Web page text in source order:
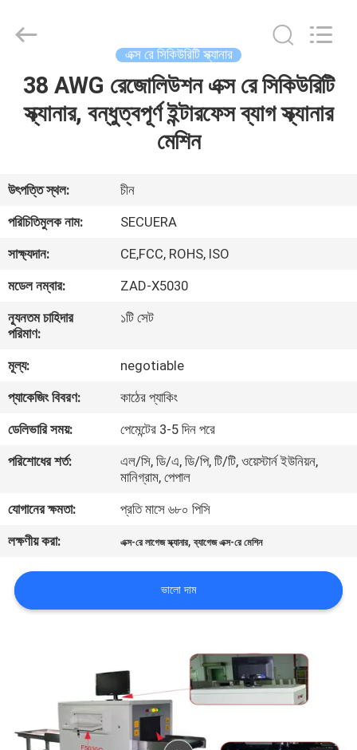
বাড়ি
আমাদের
সম্পর্কে
কারখানা
ভ্রমণ
নিয়ন্ত্রণ
যোগাযোগ
করুন
উদ্ধৃতির
জন্য
সাইট
PRIVACY
POLICY
Rights
এক্স রে সিকিউরিটি স্ক্যানার
38 AWG রেজোলিউশন এক্স রে সিকিউরিটি
স্ক্যানার, বন্ধুত্বপূর্ণ ইন্টারফেস ব্যাগ স্ক্যানার
মেশিন
উৎপত্তি স্থল:
চীন
পরিচিতিমুলক নাম:
SECUERA
সাক্ষ্যদান:
CE,FCC, ROHS, ISO
মডেল নম্বার:
ZAD-X5030
ন্যূনতম চাহিদার
পরিমাণ:
১টি সেট
মূল্য:
negotiable
প্যাকেজিং বিবরণ:
কাঠের প্যাকিং
ডেলিভারি সময়:
পেমেন্টের 3-5 দিন পরে
পরিশোধের শর্ত:
এল/সি, ডি/এ, ডি/পি, টি/টি, ওয়েস্টার্ন ইউনিয়ন,
মানিগ্রাম, পেপাল
যোগানের ক্ষমতা:
প্রতি মাসে ৬৮০ পিসি
লক্ষণীয় করা:
এক্স-রে লাগেজ স্ক্যানার,ব্যাগেজ এক্স-রে মেশিন
ভালো দাম